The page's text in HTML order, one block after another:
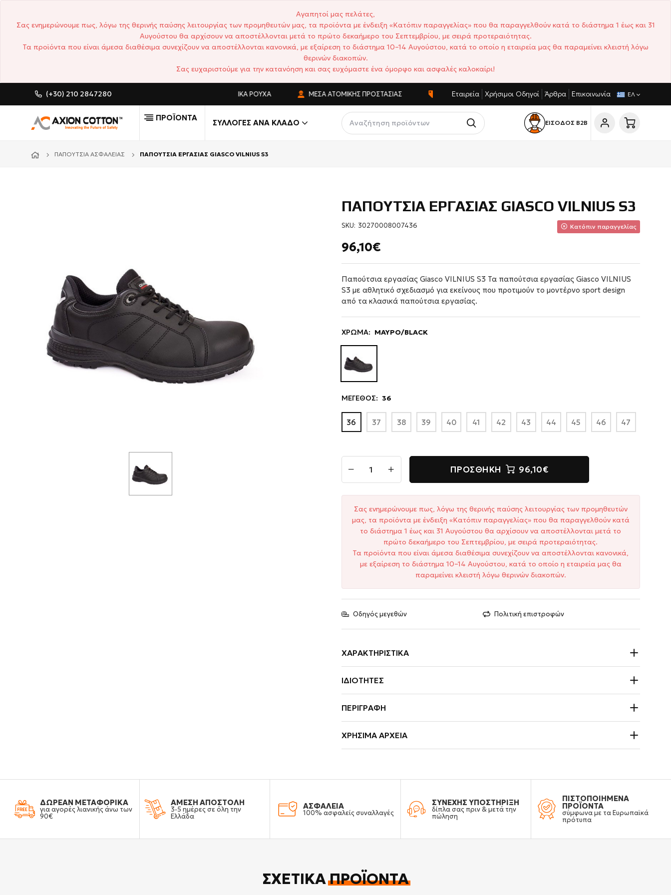
Αγαπητοί μας πελάτες,
Σας ενημερώνουμε πως, λόγω της θερινής παύσης λειτουργίας των προμηθευτών μας, τα προϊόντα με ένδειξη «Κατόπιν παραγγελίας» που θα παραγγελθούν κατά το διάστημα 1 έως και 31
Αυγούστου θα αρχίσουν να αποστέλλονται μετά το πρώτο δεκαήμερο του Σεπτεμβρίου, με σειρά προτεραιότητας.
Τα προϊόντα που είναι άμεσα διαθέσιμα συνεχίζουν να αποστέλλονται κανονικά, με εξαίρεση το διάστημα 10–14 Αυγούστου, κατά το οποίο η εταιρεία μας θα παραμείνει κλειστή λόγω
θερινών διακοπών.
Σας ευχαριστούμε για την κατανόηση και σας ευχόμαστε ένα όμορφο και ασφαλές καλοκαίρι!
(+30) 210 2847280 CUSTOM MADE ΕΠΑΓΓΕΛΜΑΤΙΚΆ ΡΟΎΧΑ ΜΈΣΑ ΑΤΟΜΙΚΉΣ ΠΡΟΣΤΑΣΊΑΣ ΑΝΤΑΓΩΝΙΣΤΙΚΈΣ ΤΙΜΈΣ ΣΎΝΤΟΜΟΙ ΧΡΌΝΟΙ ΠΑΡΆΔΟΣΗΣ
Εταιρεία Χρήσιμοι Οδηγοί Άρθρα Επικοινωνία ΕΛ
ΠΡΟΪΟΝΤΑ
ΣΥΛΛΟΓΈΣ ΑΝΆ ΚΛΆΔΟ ΕΙΣΟΔΟΣ Β2Β
ΠΑΠΟΎΤΣΙΑ ΑΣΦΑΛΕΊΑΣ ΠΑΠΟΥΤΣΙΑ ΕΡΓΑΣΙΑΣ GIASCO VILNIUS S3
ΠΑΠΟΥΤΣΙΑ ΕΡΓΑΣΙΑΣ GIASCO VILNIUS S3
SKU: 30270008007436 Κατόπιν παραγγελίας
96,10€
Παπούτσια εργασίας Giasco VILNIUS S3 Τα παπούτσια εργασίας Giasco VILNIUS
S3 με αθλητικό σχεδιασμό για εκείνους που προτιμούν το μοντέρνο sport design
από τα κλασικά παπούτσια εργασίας.
ΧΡΩΜΑ: ΜΑΥΡΟ/BLACK
ΜΕΓΕΘΟΣ: 36
36 37 38 39 40 41 42 43 44 45 46 47
ΠΡΟΣΘΉΚΗ 96,10€
Σας ενημερώνουμε πως, λόγω της θερινής παύσης λειτουργίας των προμηθευτών
μας, τα προϊόντα με ένδειξη «Κατόπιν παραγγελίας» που θα παραγγελθούν κατά
το διάστημα 1 έως και 31 Αυγούστου θα αρχίσουν να αποστέλλονται μετά το
πρώτο δεκαήμερο του Σεπτεμβρίου, με σειρά προτεραιότητας.
Τα προϊόντα που είναι άμεσα διαθέσιμα συνεχίζουν να αποστέλλονται κανονικά,
με εξαίρεση το διάστημα 10–14 Αυγούστου, κατά το οποίο η εταιρεία μας θα
παραμείνει κλειστή λόγω θερινών διακοπών.
Οδηγός μεγεθών Πολιτική επιστροφών
ΧΑΡΑΚΤΗΡΙΣΤΙΚΆ
ΙΔΙΌΤΗΤΕΣ
ΠΕΡΙΓΡΑΦΉ
ΧΡΉΣΙΜΑ ΑΡΧΕΊΑ
ΔΩΡΕΑΝ ΜΕΤΑΦΟΡΙΚΑ
για αγορές λιανικής άνω των
90€
ΑΜΕΣΗ ΑΠΟΣΤΟΛΗ
3-5 ημέρες σε όλη την
Ελλάδα
ΑΣΦΑΛΕΙΑ
100% ασφαλείς συναλλαγές
ΣΥΝΕΧΗΣ ΥΠΟΣΤΗΡΙΞΗ
δίπλα σας πριν & μετά την
πώληση
ΠΙΣΤΟΠΟΙΗΜΕΝΑ
ΠΡΟΪΟΝΤΑ
σύμφωνα με τα Ευρωπαϊκά
πρότυπα
ΣΧΕΤΙΚΆΠΡΟΪΌΝΤΑ